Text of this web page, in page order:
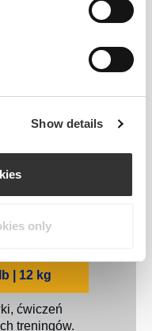
Show details
only
potrzeb.
| 12 kg
ćwiczeń
treningów.